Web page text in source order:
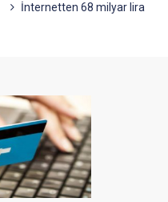
İnternetten 68 milyar lira